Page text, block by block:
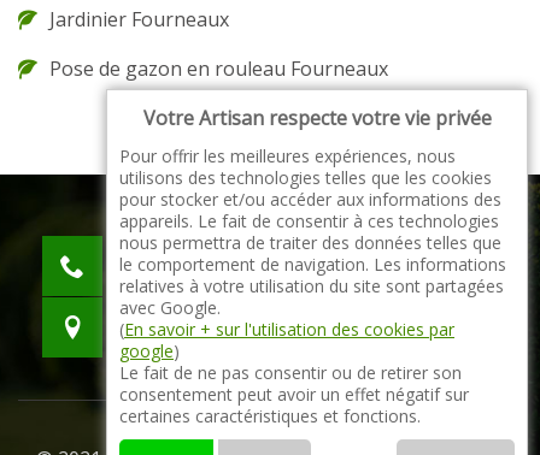
Jardinier Fourneaux
Pose de gazon en rouleau Fourneaux
indisponible
indisponible
indisponible
Votre Artisan respecte votre vie privée
Pour offrir les meilleures expériences, nous
utilisons des technologies telles que les cookies
pour stocker et/ou accéder aux informations des
appareils. Le fait de consentir à ces technologies
nous permettra de traiter des données telles que
le comportement de navigation. Les informations
relatives à votre utilisation du site sont partagées
avec Google.
(En savoir + sur l'utilisation des cookies par
google)
Le fait de ne pas consentir ou de retirer son
consentement peut avoir un effet négatif sur
certaines caractéristiques et fonctions.